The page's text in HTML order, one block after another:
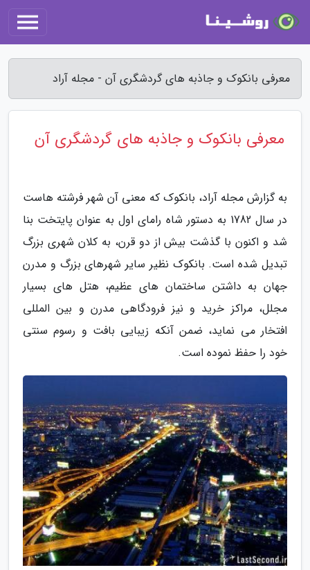
معرفی بانکوک و جاذبه های گردشگری آن - مجله آراد
معرفی بانکوک و جاذبه های گردشگری آن
به گزارش مجله آراد، بانکوک که معنی آن شهر فرشته هاست
در سال 1782 به دستور شاه رامای اول به عنوان پایتخت بنا
شد و اکنون با گذشت بیش از دو قرن، به کلان شهری بزرگ
تبدیل شده است. بانکوک نظیر سایر شهرهای بزرگ و مدرن
جهان به داشتن ساختمان های عظیم، هتل های بسیار
مجلل، مراکز خرید و نیز فرودگاهی مدرن و بین المللی
افتخار می نماید، ضمن آنکه زیبایی بافت و رسوم سنتی
خود را حفظ نموده است.